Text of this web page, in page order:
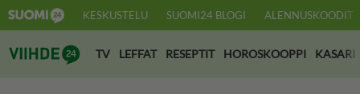
KESKUSTELU SUOMI24 BLOGI ALENNUSKOODIT
Suomi24 Viihde
TV LEFFAT RESEPTIT HOROSKOOPPI KASARI